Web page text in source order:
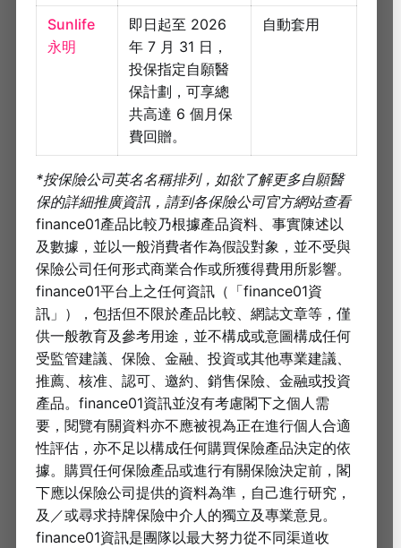
Sunlife
永明
即日起至 2026
年 7 月 31 日，
投保指定自願醫
保計劃，可享總
共高達 6 個月保
費回贈。
自動套用
*按保險公司英名名稱排列，如欲了解更多自願醫
保的詳細推廣資訊，請到各保險公司官方網站查看
finance01產品比較乃根據產品資料、事實陳述以
及數據，並以一般消費者作為假設對象，並不受與
保險公司任何形式商業合作或所獲得費用所影響。
finance01平台上之任何資訊（「finance01資
訊」），包括但不限於產品比較、網誌文章等，僅
供一般教育及參考用途，並不構成或意圖構成任何
受監管建議、保險、金融、投資或其他專業建議、
推薦、核准、認可、邀約、銷售保險、金融或投資
產品。finance01資訊並沒有考慮閣下之個人需
要，閱覽有關資料亦不應被視為正在進行個人合適
性評估，亦不足以構成任何購買保險產品決定的依
據。購買任何保險產品或進行有關保險決定前，閣
下應以保險公司提供的資料為準，自己進行研究，
及／或尋求持牌保險中介人的獨立及專業意見。
finance01資訊是團隊以最大努力從不同渠道收